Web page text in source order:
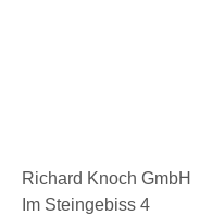
Richard Knoch GmbH
Im Steingebiss 4